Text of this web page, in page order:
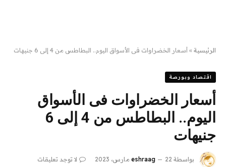
الرئيسية » أسعار الخضراوات فى الأسواق اليوم.. البطاطس من 4 إلى 6 جنيهات
اقتصاد وبورصة
أسعار الخضراوات فى الأسواق
اليوم.. البطاطس من 4 إلى 6
جنيهات
بواسطة eshraag 22 مارس، 2023
لا توجد تعليقات